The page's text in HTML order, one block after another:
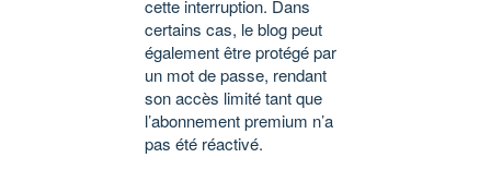
cette interruption. Dans
certains cas, le blog peut
également être protégé par
un mot de passe, rendant
son accès limité tant que
l’abonnement premium n’a
pas été réactivé.